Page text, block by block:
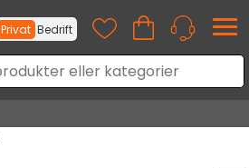
Privat Bedrift